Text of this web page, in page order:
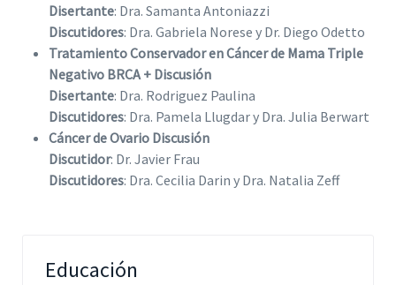
Disertante: Dra. Samanta Antoniazzi
Discutidores: Dra. Gabriela Norese y Dr. Diego Odetto
Tratamiento Conservador en Cáncer de Mama Triple
Negativo BRCA + Discusión
Disertante: Dra. Rodriguez Paulina
Discutidores: Dra. Pamela Llugdar y Dra. Julia Berwart
Cáncer de Ovario Discusión
Discutidor: Dr. Javier Frau
Discutidores: Dra. Cecilia Darin y Dra. Natalia Zeff
Educación